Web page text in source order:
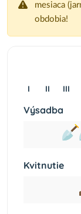
mesiaca
obdobia!
I II III
Výsadba
Kvitnutie